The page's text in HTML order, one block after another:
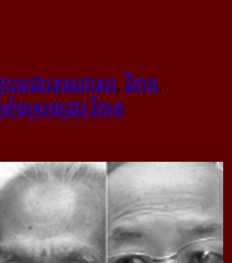
បទជាខេមរភាសា, វិភាគ,
ាំងស្រាវជ្រាវ វិភាគ